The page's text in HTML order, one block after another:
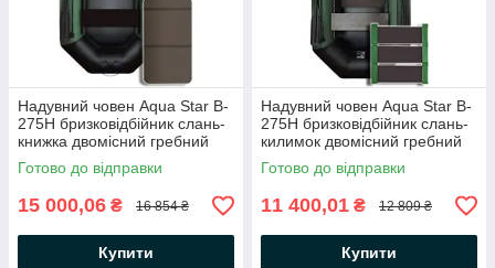
Надувний човен Aqua Star B-
275Н бризковідбійник слань-
книжка двомісний гребний
човен АкваСтар + комплект д/
якоря на носі, балон 35
Готово до відправки
15 000,06 ₴ 16 854 ₴
Купити
Надувний човен Aqua Star B-
275Н бризковідбійник слань-
килимок двомісний гребний
човен АкваСтар +комплект д/
якоря на носі, балон 35
Готово до відправки
11 400,01 ₴ 12 809 ₴
Купити